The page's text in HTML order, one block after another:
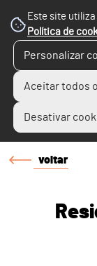
Este site
Política de
Personalizar
Aceitar todos
Desativar
voltar